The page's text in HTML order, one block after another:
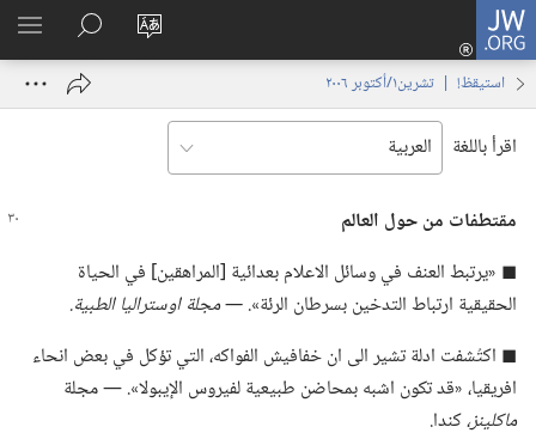
JW.ORG
تغيير
الموقع
تسجيل
الدخول
نافذة
البحث
في
JW.‎ORG
استيقظ‏!‏ | ‏‎تشرين١/أكتوبر‏ ‏‎٢٠٠٦‏
اقرأ باللغة
مقتطفات من حول العالم
◼ «يرتبط العنف في وسائل الاعلام بعدائية [المراهقين] في الحياة
الحقيقية ارتباط التدخين بسرطان الرئة».‏‏—‏ مجلة اوستراليا الطبية.‏
◼ اكتُشفت ادلة تشير الى ان خفافيش الفواكه،‏ التي تؤكل في بعض انحاء
افريقيا،‏ «قد تكون اشبه بمحاضن طبيعية لفيروس الإيبولا».‏ —‏ مجلة
ماكلينز،‏كندا.‏